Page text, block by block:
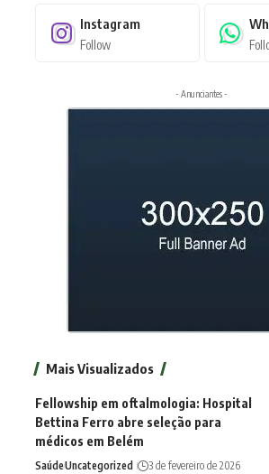
Instagram
Follow
- Anunciantes -
Mais Visualizados
Fellowship em oftalmologia: Hospital
Bettina Ferro abre seleção para
médicos em Belém
SaúdeUncategorized 3 de fevereiro de 2026